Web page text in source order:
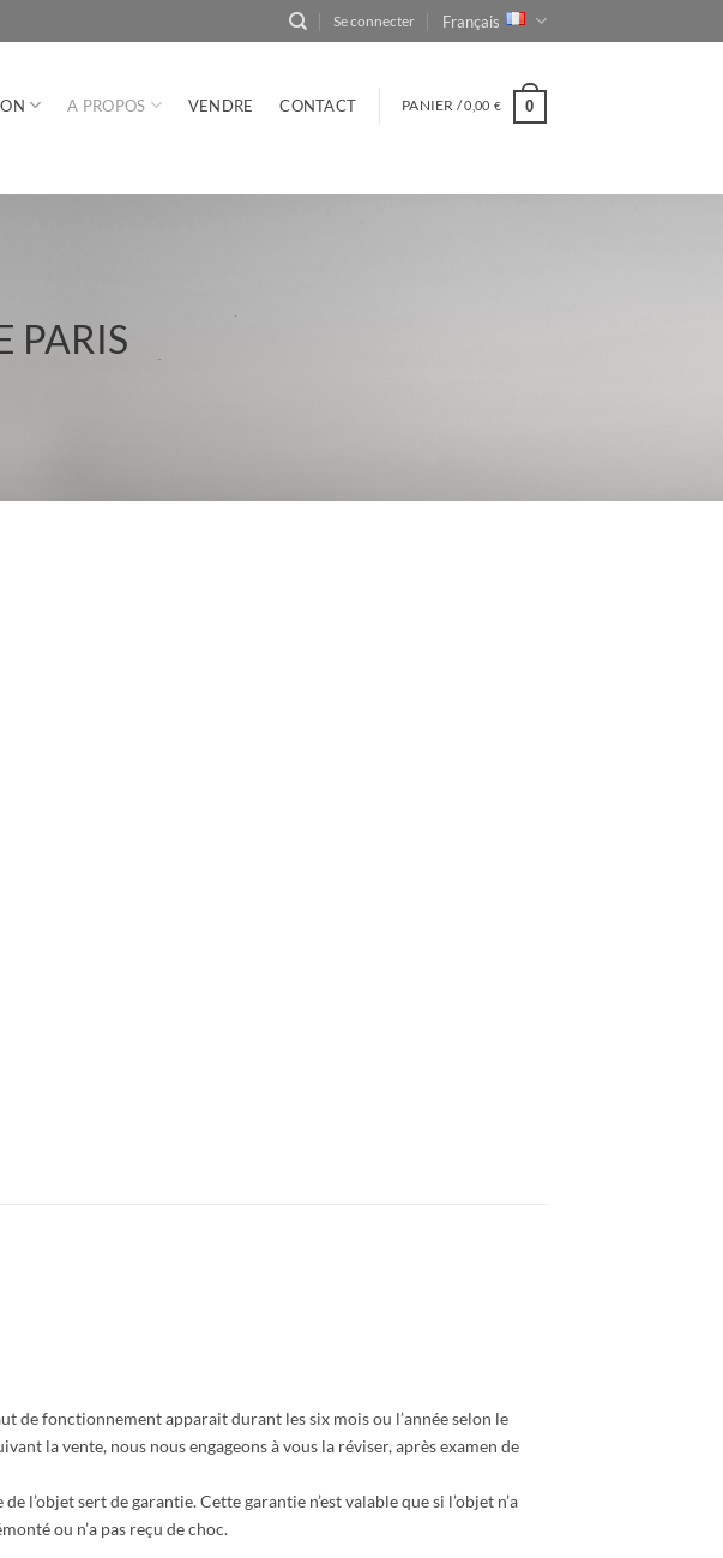
Se connecter Français
A PROPOS VENDRE CONTACT PANIER /0,00 € 0
PARIS
de fonctionnement apparait durant les six mois ou l’année selon le
la vente, nous nous engageons à vous la réviser, après examen de
l’objet sert de garantie. Cette garantie n’est valable que si l’objet n’a
ou n’a pas reçu de choc.